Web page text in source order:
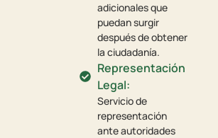
adicionales que
puedan surgir
después de obtener
la ciudadanía.
Representación
Legal:
Servicio de
representación
ante autoridades